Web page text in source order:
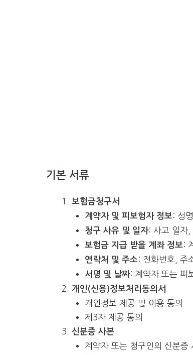
기본 서류
보험금청구서
계약자 및 피보험자 정보: 성
청구 사유 및 일자: 사고 일자,
보험금 지급 받을 계좌 정보:
연락처 및 주소: 전화번호, 주
서명 및 날짜: 계약자 또는 피
개인(신용)정보처리동의서
개인정보 제공 및 이용 동의
제3자 제공 동의
신분증 사본
계약자 또는 청구인의 신분증